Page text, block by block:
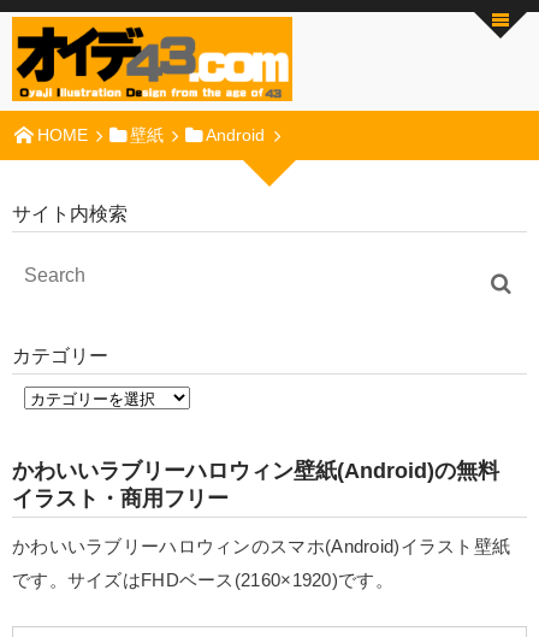
HOME 壁紙 Android
サイト内検索
カテゴリー
かわいいラブリーハロウィン壁紙(Android)の無料
イラスト・商用フリー
かわいいラブリーハロウィンのスマホ(Android)イラスト壁紙
です。サイズはFHDベース(2160×1920)です。